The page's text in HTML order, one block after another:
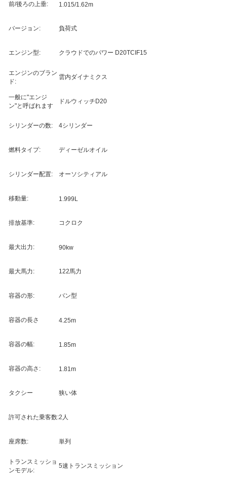
前/後ろの上垂: 1.015/1.62m
バージョン: 負荷式
エンジン型: クラウドでのパワー D20TCIF15
エンジンのブラン
ド:
雲内ダイナミクス
一般に"エンジ
ン"と呼ばれます
ドルウィッチD20
シリンダーの数: 4シリンダー
燃料タイプ: ディーゼルオイル
シリンダー配置: オーソシティアル
移動量: 1.999L
排放基準: コクロク
最大出力: 90kw
最大馬力: 122馬力
容器の形: バン型
容器の長さ 4.25m
容器の幅: 1.85m
容器の高さ: 1.81m
タクシー 狭い体
許可された乗客数:2人
座席数: 単列
トランスミッショ
ンモデル:
5速トランスミッション